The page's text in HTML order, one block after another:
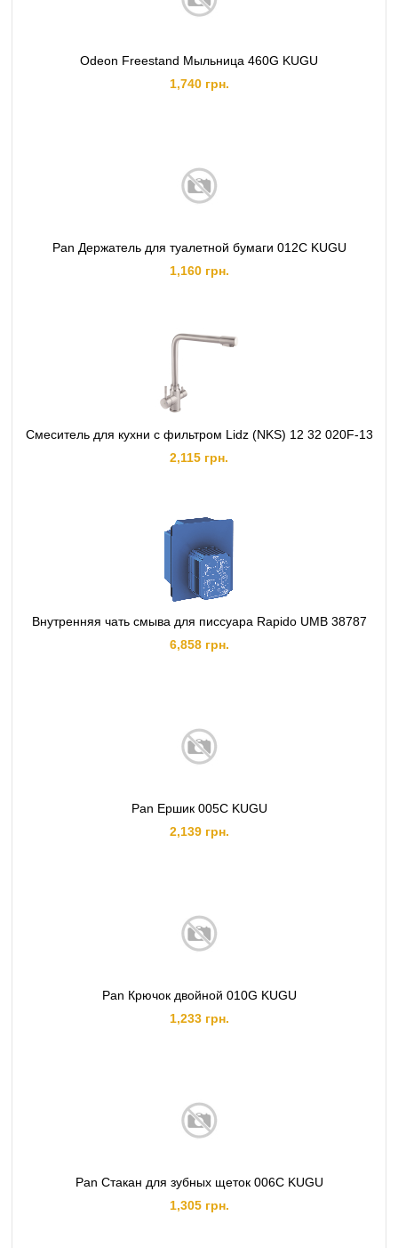
Odeon Freestand Мыльница 460G KUGU
1,740 грн.
Pan Держатель для туалетной бумаги 012C KUGU
1,160 грн.
Смеситель для кухни с фильтром Lidz (NKS) 12 32 020F-13
2,115 грн.
Внутренняя чать смыва для писсуара Rapido UMB 38787
6,858 грн.
Pan Ершик 005C KUGU
2,139 грн.
Pan Крючок двойной 010G KUGU
1,233 грн.
Pan Стакан для зубных щеток 006C KUGU
1,305 грн.